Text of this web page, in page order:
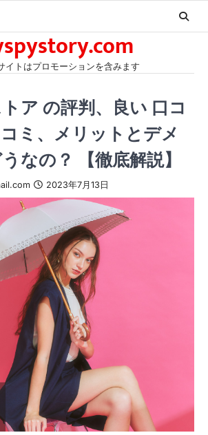
イトはプロモーションを含みます
ア の評判、良い 口コ
ミ、メリットとデメ
なの？ 【徹底解説】
2023年7月13日